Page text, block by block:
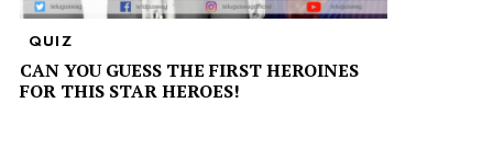
QUIZ
CAN YOU GUESS THE FIRST HEROINES
FOR THIS STAR HEROES!